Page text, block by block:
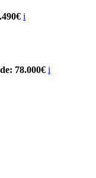
i
78.000€ i